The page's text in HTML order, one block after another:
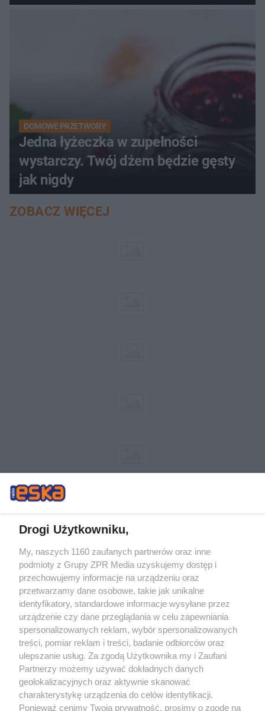
pociemniałą biżuterię
DOMOWE PRZETWORY
Jedna łyżeczka w zupełności
wystarczy. Twój dżem będzie gęsty
jak nigdy
ZOBACZ WIĘCEJ
Żaden utwór zamieszczony w serwisie nie może być powielany i
rozpowszechniany lub dalej rozpowszechniany w jakikolwiek sposób (w
tym także elektroniczny lub mechaniczny) na jakimkolwiek polu
eksploatacji w jakiejkolwiek formie, włącznie z umieszczaniem w Internecie
bez pisemnej zgody właściciela praw. Jakiekolwiek użycie lub
wykorzystanie utworów w całości lub w części z naruszeniem prawa, tzn.
bez właściwej zgody, jest zabronione pod groźbą kary i może być ścigane
prawnie.
O nas
Drogi Użytkowniku,
My, naszych 1160 zaufanych partnerów oraz inne
podmioty z Grupy ZPR Media uzyskujemy dostęp i
przechowujemy informacje na urządzeniu oraz
przetwarzamy dane osobowe, takie jak unikalne
identyfikatory, standardowe informacje wysyłane przez
urządzenie czy dane przeglądania w celu zapewniania
spersonalizowanych reklam, wybór spersonalizowanych
treści, pomiar reklam i treści, badanie odbiorców oraz
ulepszanie usług. Za zgodą Użytkownika my i Zaufani
Partnerzy możemy używać dokładnych danych
geolokalizacyjnych oraz aktywnie skanować
charakterystykę urządzenia do celów identyfikacji.
Ponieważ cenimy Twoją prywatność, prosimy o zgodę na